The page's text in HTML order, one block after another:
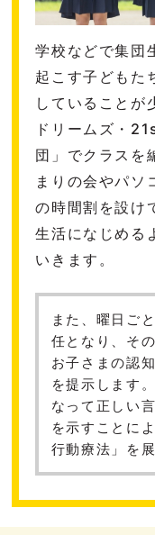
学校などで集団
起こす子どもた
していることが
ドリームズ・
団」でクラスを
まりの会やパソ
の時間割を設け
生活になじめる
いきます。
また、曜日ご
任となり、そ
お子さまの認
を提示します
なって正しい
を示すことに
行動療法」を